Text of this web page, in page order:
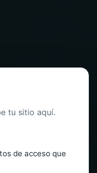
tu sitio aquí.
de acceso que